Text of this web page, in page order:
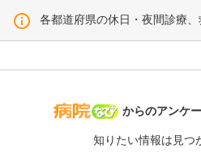
各都道府県の休日・夜間診療
病院なび
からのアンケ
知りたい情報は見つ